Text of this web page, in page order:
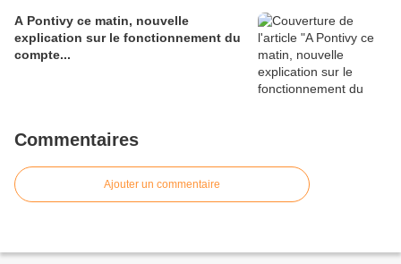
A Pontivy ce matin, nouvelle
explication sur le fonctionnement du
compte...
Commentaires
Ajouter un commentaire